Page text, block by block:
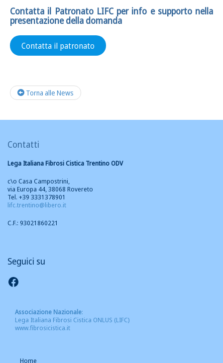
Contatta il Patronato LIFC per info e supporto nella
presentazione della domanda
Contatta il patronato
Torna alle News
Contatti
Lega Italiana Fibrosi Cistica Trentino ODV
c\o Casa Campostrini,
via Europa 44, 38068 Rovereto
Tel. +39 3331378901
lifc.trentino@libero.it
C.F.: 93021860221
Seguici su
Seguici su Facebook
Associazione Nazionale:
Lega Italiana Fibrosi Cistica ONLUS (LIFC)
www.fibrosicistica.it
Home